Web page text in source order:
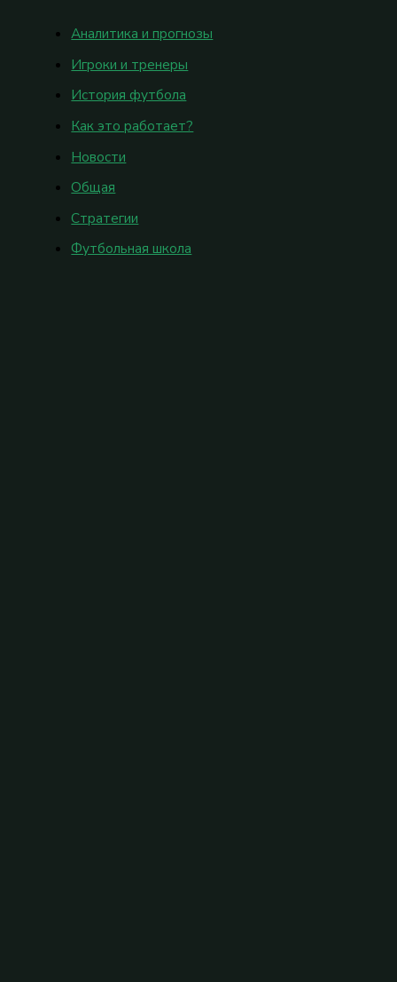
Аналитика и прогнозы
Игроки и тренеры
История футбола
Как это работает?
Новости
Общая
Стратегии
Футбольная школа